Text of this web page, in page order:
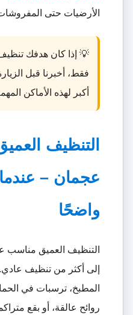
الأرضيات حتى
💡 إذا كان هدفك
فقط، أخبرنا قبل
أكبر لهذه الأماكن
التنظيف
عجمان –
واضحًا
التنظيف العميق مناسب
إلى أكثر من تنظيف
المطبخ، ترسبات في
روائح عالقة، أو بقع